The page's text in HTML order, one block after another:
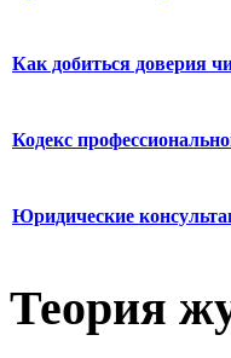
Как добиться доверия
Кодекс
Юридические
Теория